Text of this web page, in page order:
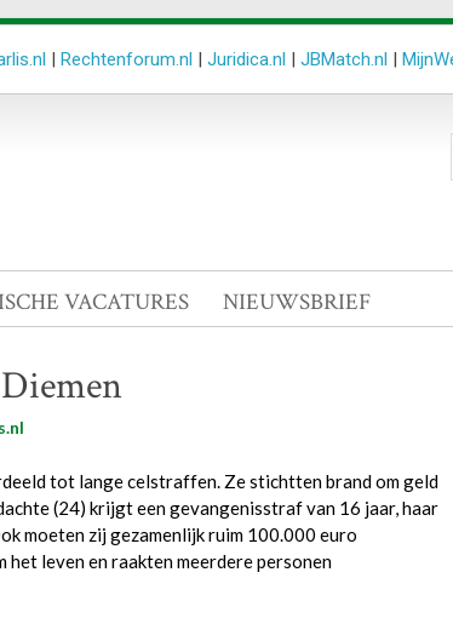
| Rechtenforum.nl | Juridica.nl | JBMatch.nl |
VACATURES NIEUWSBRIEF
tot lange celstraffen. Ze stichtten brand om geld
(24) krijgt een gevangenisstraf van 16 jaar, haar
moeten zij gezamenlijk ruim 100.000 euro
het leven en raakten meerdere personen